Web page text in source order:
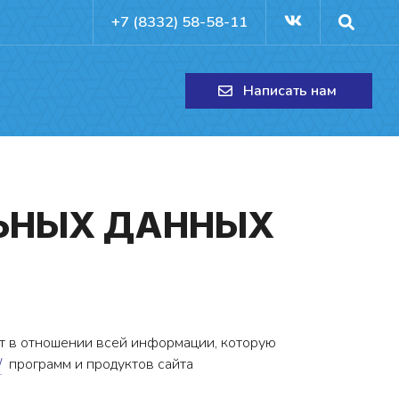
+7 (8332) 58-58-11
Написать нам
ДАН­НЫХ
в отношении всей информации, которую
программ и продуктов сайта